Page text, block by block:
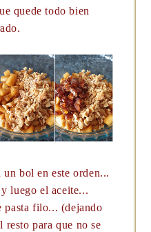
quede todo bien
bol en este orden...
luego el aceite...
pasta filo... (dejando
resto para que no se